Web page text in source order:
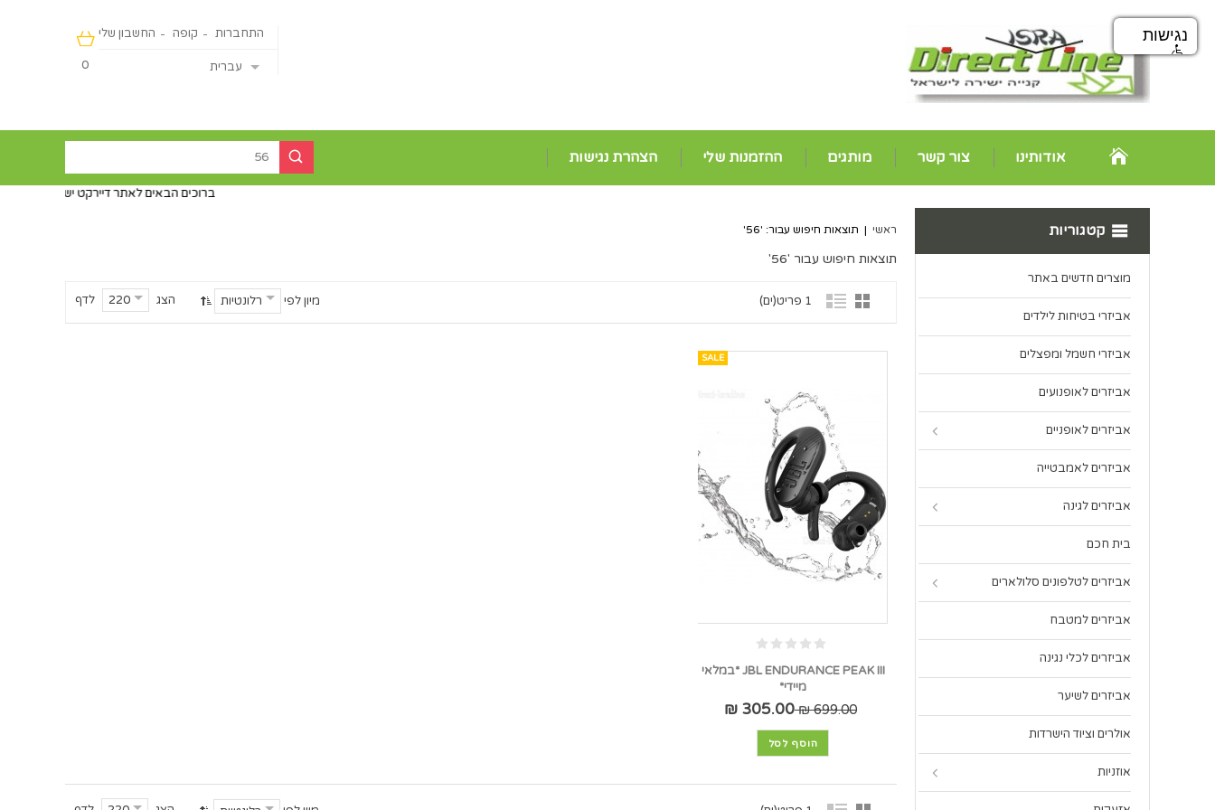
0
החשבון שלי קופה התחברות
עברית
אודותינו צור קשר מותגים ההזמנות שלי הצהרת נגישות
ברוכים הבאים לאתר דיירקט ישראליין - מכירה
ראשי | תוצאות חיפוש עבור: '56'
תוצאות חיפוש עבור '56'
1 פריט(ים) הצג 220 לדף מיון לפי רלונטיות
SALE
JBL ENDURANCE PEAK III *במלאי
מיידי*
699.00 ₪
305.00 ₪
הוסף לסל
קטגוריות
מוצרים חדשים באתר
אביזרי בטיחות לילדים
אביזרי חשמל ומפצלים
אביזרים לאופנועים
אביזרים לאופניים
אביזרים לאמבטייה
אביזרים לגינה
בית חכם
אביזרים לטלפונים סלולארים
אביזרים למטבח
אביזרים לכלי נגינה
אביזרים לשיער
אולרים וציוד הישרדות
אוזניות
נגישות